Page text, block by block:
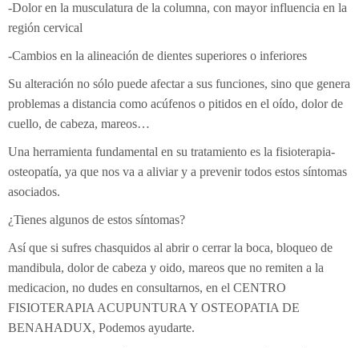
-Dolor en la musculatura de la columna, con mayor influencia en la
región cervical
-Cambios en la alineación de dientes superiores o inferiores
Su alteración no sólo puede afectar a sus funciones, sino que genera
problemas a distancia como acúfenos o pitidos en el oído, dolor de
cuello, de cabeza, mareos…
Una herramienta fundamental en su tratamiento es la fisioterapia-
osteopatía, ya que nos va a aliviar y a prevenir todos estos síntomas
asociados.
¿Tienes algunos de estos síntomas?
Así que si sufres chasquidos al abrir o cerrar la boca, bloqueo de
mandibula, dolor de cabeza y oido, mareos que no remiten a la
medicacion, no dudes en consultarnos, en el CENTRO
FISIOTERAPIA ACUPUNTURA Y OSTEOPATIA DE
BENAHADUX, Podemos ayudarte.